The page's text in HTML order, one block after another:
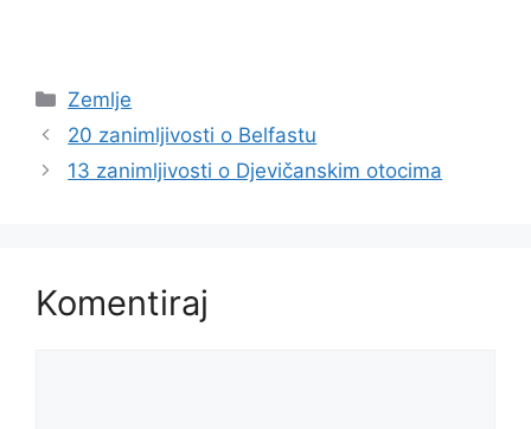
Kategorije
Zemlje
20 zanimljivosti o Belfastu
13 zanimljivosti o Djevičanskim otocima
Komentiraj